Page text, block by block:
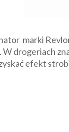
marki
drogeriach
efekt